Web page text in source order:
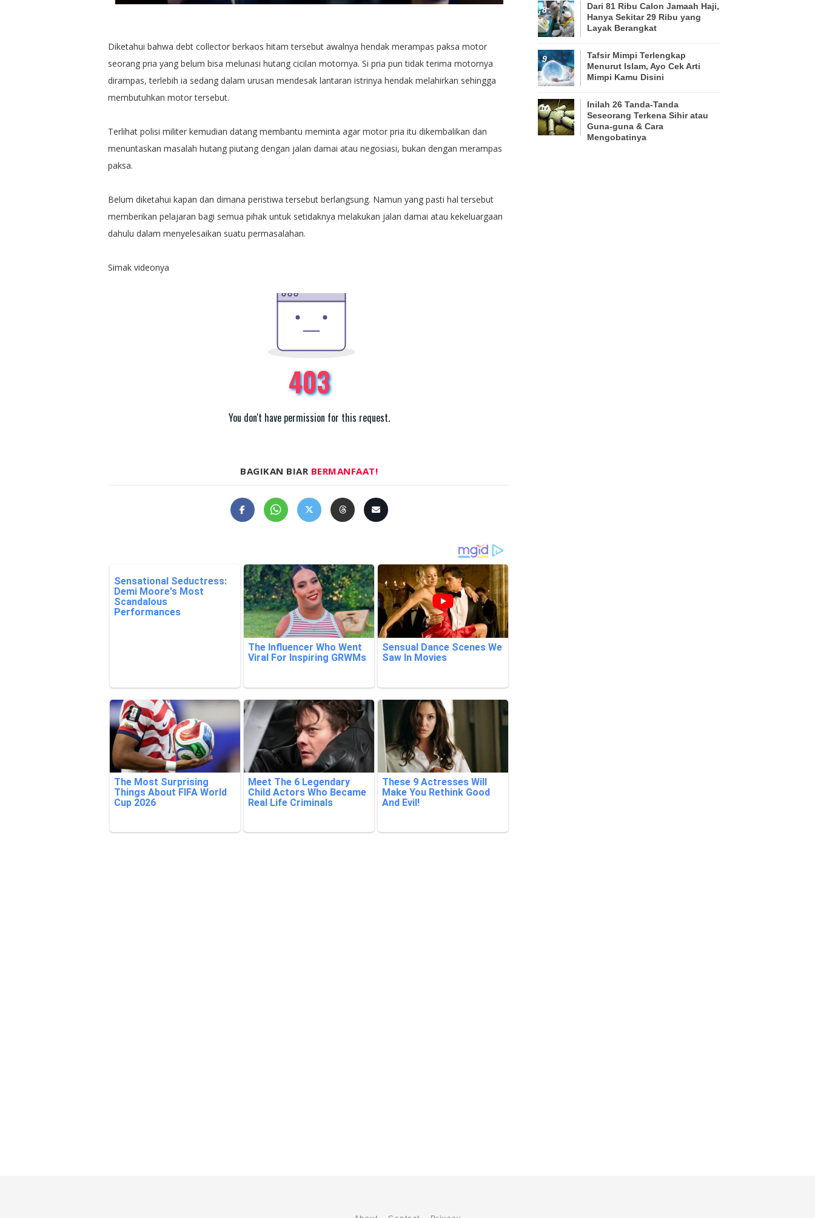
Diketahui bahwa debt collector berkaos hitam tersebut awalnya hendak merampas paksa motor
seorang pria yang belum bisa melunasi hutang cicilan motornya. Si pria pun tidak terima motornya
dirampas, terlebih ia sedang dalam urusan mendesak lantaran istrinya hendak melahirkan sehingga
membutuhkan motor tersebut.
Terlihat polisi militer kemudian datang membantu meminta agar motor pria itu dikembalikan dan
menuntaskan masalah hutang piutang dengan jalan damai atau negosiasi, bukan dengan merampas
paksa.
Belum diketahui kapan dan dimana peristiwa tersebut berlangsung. Namun yang pasti hal tersebut
memberikan pelajaran bagi semua pihak untuk setidaknya melakukan jalan damai atau kekeluargaan
dahulu dalam menyelesaikan suatu permasalahan.
Simak videonya
BAGIKAN BIAR BERMANFAAT!
Dari 81 Ribu Calon Jamaah Haji,
Hanya Sekitar 29 Ribu yang
Layak Berangkat
Tafsir Mimpi Terlengkap
Menurut Islam, Ayo Cek Arti
Mimpi Kamu Disini
Inilah 26 Tanda-Tanda
Seseorang Terkena Sihir atau
Guna-guna & Cara
Mengobatinya